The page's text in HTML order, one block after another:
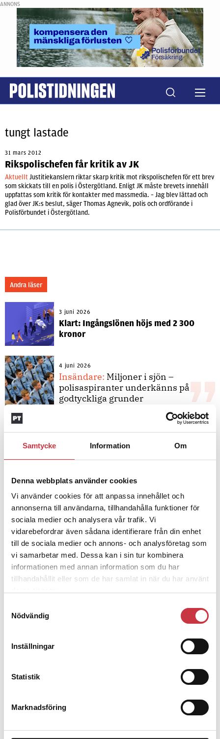
Samtycke Information Om
Denna webbplats använder cookies
Vi använder cookies för att anpassa innehållet och
annonserna till användarna, tillhandahålla funktioner för
sociala medier och analysera vår trafik. Vi
vidarebefordrar även sådana identifierare från din enhet
till de sociala medier och annons- och analysföretag som
vi samarbetar med. Dessa kan i sin tur kombinera
informationen med annan information som du har
tillhandahållit eller som de har samlat in när du har använt
Nödvändig
Inställningar
Statistik
Marknadsföring
ANNONS
tungt lastade
31 mars 2012
Rikspolischefen får kritik av JK
Aktuellt Justitiekanslern riktar skarp kritik mot rikspolischefen för ett brev
som skickats till en polis i Östergötland. Enligt JK måste brevets innehåll
uppfattas som kritik för kontakter med massmedia. – Jag blev lättad och
glad över JK:s beslut, säger Thomas Agnevik, polis och ordförande i
Polisförbundet i Östergötland.
Andra läser
3 juni 2026
Klart: Ingångslönen höjs med 2 300
kronor
4 juni 2026
Insändare: Miljoner i sjön –
polisaspiranter underkänns på
godtyckliga grunder
Jens Mårtensson:
Snart 20 år i tjänst
– nu ska han lära sig grunderna
4 juni 2026
Polisregionen erkänner fel: ”Kommer
att rättas till”
Debatt
Det är inte evidenskrav som